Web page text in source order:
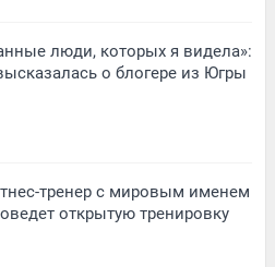
люди, которых я видела»:
о блогере из Югры
тренер с мировым именем
открытую тренировку